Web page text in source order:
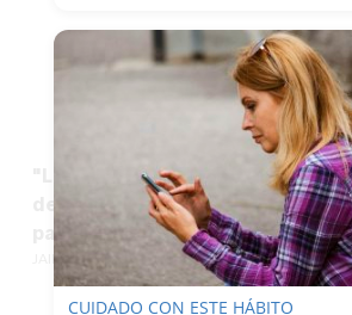
"Las masas femeninas que hoy
derecho al aborto están
papel crucial"
JAIME FLORES
CUIDADO CON ESTE HÁBITO